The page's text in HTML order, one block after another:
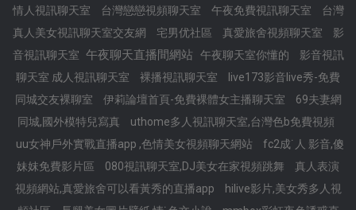
情人視訊聊天室
台灣戀戀視頻聊天室 午夜免費視訊聊天室
台灣
真人美女視訊聊天室交友網
宅男优社區 真愛旅舍視頻聊天室
影
音視訊聊天室 午夜聊天直播間網站 午夜聊天室你懂的
影音視訊
聊天室 成人視訊聊天室
裸播視訊聊天室
live173影音live秀-免費
同城交友裸聊室
伊莉論壇首頁-免費裸體女主播聊天室
69夫妻網
同城,國外模特兒寫真
uthome多人視訊聊天室,台灣色b免費視頻
uu女神戶外實戰直播app ,色情美女視頻聊天網站
fc2成˙人 影音,傻
妹妺免費影片區
080視訊聊天室,DJ美女在家視頻跳舞
真人表演
視頻網站,真愛旅舍可以看黃秀的直播app
hilive影片,美女秀多人視